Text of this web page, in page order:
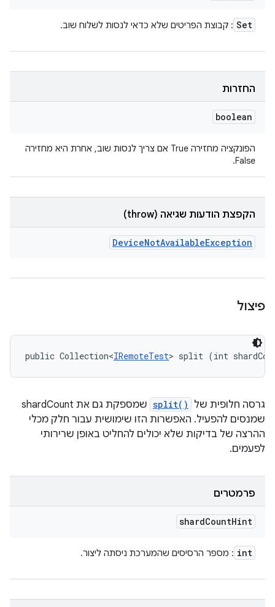
Set : קבוצת הפריטים שלא כדאי לנסות לשלוח שוב.
החזרות
boolean
הפונקציה מחזירה True אם צריך לנסות שוב, אחרת היא מחזירה
False.
הקפצת הודעות שגיאה (throw)
DeviceNotAvailableException
פיצול
public Collection<IRemoteTest> split (int
גרסה חלופית של split()
שמספקת גם את shardCount
שמנסים להפעיל. האפשרות הזו שימושית עבור חלק מכלי
ההרצה של בדיקות שלא יכולים להחליט באופן שרירותי
לפעמים.
פרמטרים
shardCountHint
int : מספר הרסיסים שהמערכת ניסתה ליצור.